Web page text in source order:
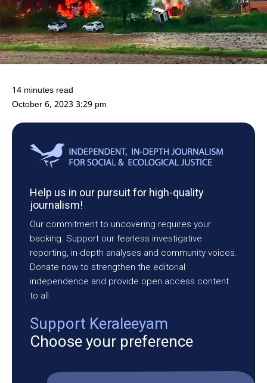
14 minutes read
October 6, 2023 3:29 pm
Help us in our pursuit for high-quality
journalism!
Our commitment to uncovering requires your
backing. Support our fearless investigative
reporting, in-depth analyses and community voices.
Donate now to strengthen the editorial
independence and provide open access content
to all.
Support Keraleeyam
Choose your preference